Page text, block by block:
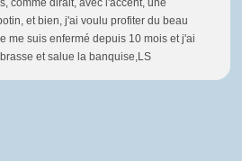
et bien, j'ai voulu profiter du beau
me suis enfermé depuis 10 mois et j'ai
et salue la banquise,LS